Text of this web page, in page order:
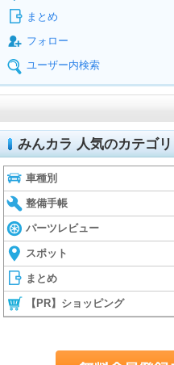
まとめ
フォロー
ユーザー内検索
みんカラ 人気のカテゴリ
車種別
整備手帳
パーツレビュー
スポット
まとめ
【PR】ショッピング